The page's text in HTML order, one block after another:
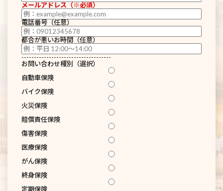
メールアドレス（※必須）
電話番号（任意）
都合が悪いお時間（任意）
------------------------------------
お問い合わせ種別（選択）
自動車保険
バイク保険
火災保険
賠償責任保険
傷害保険
医療保険
がん保険
終身保険
定期保険